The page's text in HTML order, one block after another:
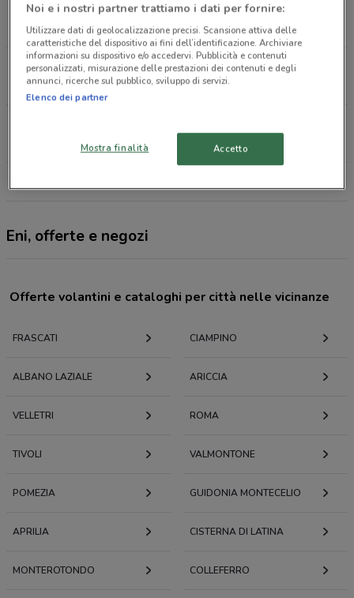
Via Anagnina Km 8+800 Grottaferrata
1.8 km
Via Roma 47 Grottaferrata
1.9 km
2.1 km
Eni, offerte e negozi
Offerte volantini e cataloghi per città nelle vicinanze
FRASCATI CIAMPINO
ALBANO LAZIALE ARICCIA
VELLETRI ROMA
TIVOLI VALMONTONE
POMEZIA GUIDONIA MONTECELIO
APRILIA CISTERNA DI LATINA
MONTEROTONDO COLLEFERRO
Noi e i nostri partner trattiamo i dati per fornire:
Utilizzare dati di geolocalizzazione precisi. Scansione attiva delle
caratteristiche del dispositivo ai fini dell’identificazione. Archiviare
informazioni su dispositivo e/o accedervi. Pubblicità e contenuti
personalizzati, misurazione delle prestazioni dei contenuti e degli
annunci, ricerche sul pubblico, sviluppo di servizi.
Elenco dei partner
Mostra finalità Accetto